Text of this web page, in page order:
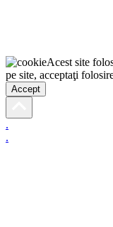
Acest site
pe site, acceptaţi
Accept
.
.